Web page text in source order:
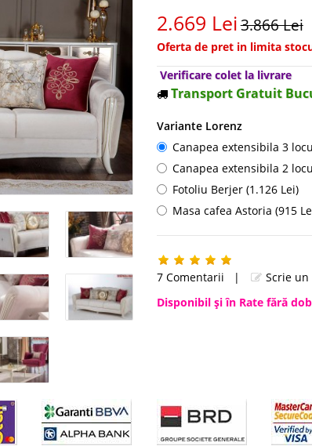
2.669 Lei3.866 Lei
Oferta de pret in limita
Verificare colet la livrare
Transport Gratuit
Variante Lorenz
Canapea extensibila 3
Canapea extensibila 2
Fotoliu Berjer (1.126 Lei)
Masa cafea Astoria (915
7 Comentarii |
Scrie
Disponibil şi în Rate fără